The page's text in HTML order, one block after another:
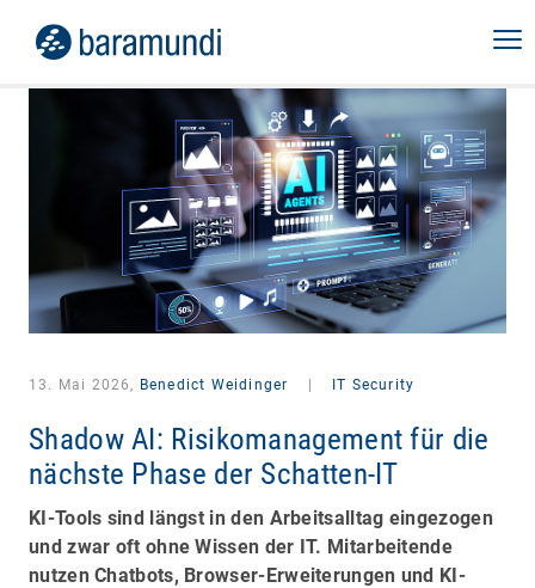
13. Mai 2026, Benedict Weidinger IT Security
Shadow AI: Risikomanagement für die
nächste Phase der Schatten-IT
KI-Tools sind längst in den Arbeitsalltag eingezogen
und zwar oft ohne Wissen der IT. Mitarbeitende
nutzen Chatbots, Browser-Erweiterungen und KI-